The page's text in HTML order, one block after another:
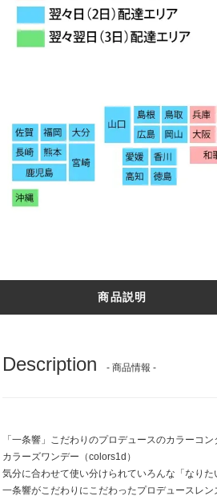
商品説明
Description - 商品情報 -
「一条響」こだわりのプロデュースのカラーコン
カラーズワンデー（colors1d）
気分に合わせて使い分けられていろんな「なりた
一条響がこだわりにこだわったプロデュースレ